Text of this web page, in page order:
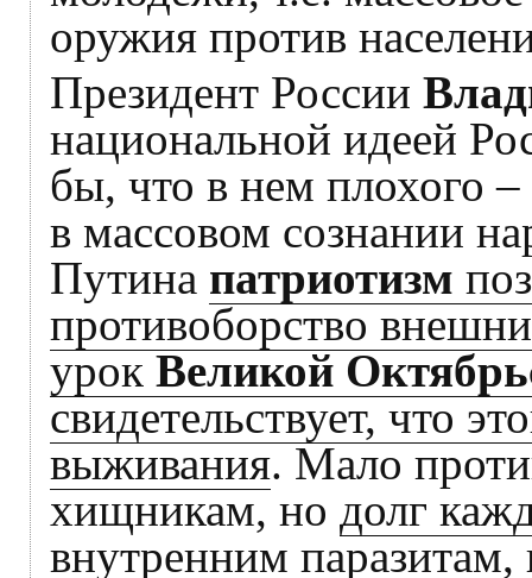
оружия против
Президент России
национальной идеей
бы, что в нем плохого
в массовом сознании
Путина патриотизм
противоборство
урок Великой
свидетельствует, что
выживания. Мало
хищникам, но долг
внутренним паразитам,